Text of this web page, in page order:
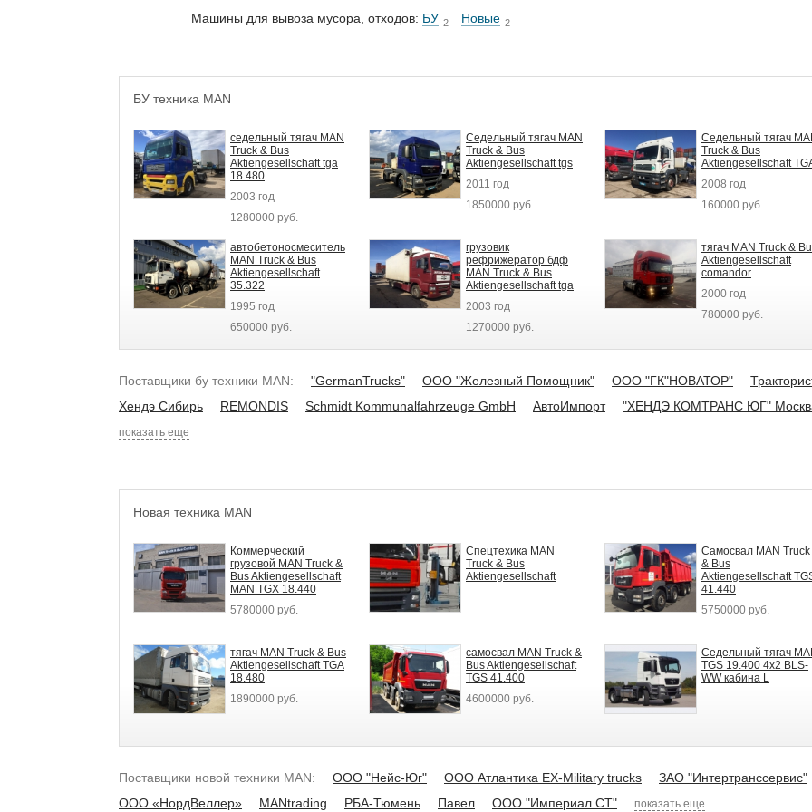
Машины для вывоза мусора, отходов: БУ 2 Новые 2
БУ техника MAN
седельный тягач MAN
Truck & Bus
Aktiengesellschaft tga
18.480
2003 год
1280000 руб.
Седельный тягач MAN
Truck & Bus
Aktiengesellschaft tgs
2011 год
1850000 руб.
Седельный тягач
Truck & Bus
Aktiengesellschaft
2008 год
160000 руб.
автобетоносмеситель
MAN Truck & Bus
Aktiengesellschaft
35.322
1995 год
650000 руб.
грузовик
рефрижератор бдф
MAN Truck & Bus
Aktiengesellschaft tga
2003 год
1270000 руб.
тягач MAN Truck &
Aktiengesellschaft
comandor
2000 год
780000 руб.
Поставщики бу техники MAN: "GermanTrucks" ООО "Железный Помощник" ООО "ГК"НОВАТОР"
Хендэ Сибирь
REMONDIS Schmidt Kommunalfahrzeuge GmbH АвтоИмпорт "ХEНДЭ КОМТРАНС ЮГ"
показать еще
Новая техника MAN
Коммерческий
грузовой MAN Truck &
Bus Aktiengesellschaft
MAN TGX 18.440
5780000 руб.
Спецтехика MAN
Truck & Bus
Aktiengesellschaft
Самосвал MAN Truck
& Bus
Aktiengesellschaft
41.440
5750000 руб.
тягач MAN Truck & Bus
Aktiengesellschaft TGA
18.480
1890000 руб.
самосвал MAN Truck &
Bus Aktiengesellschaft
TGS 41.400
4600000 руб.
Седельный тягач
TGS 19.400 4x2 BLS-
WW кабина L
Поставщики новой техники MAN: ООО "Нейс-Юг" ООО Атлантика EX-Military trucks ЗАО "Интертранссервис"
ООО «НордВеллер»
MANtrading РБА-Тюмень Павел ООО "Империал СТ" показать еще